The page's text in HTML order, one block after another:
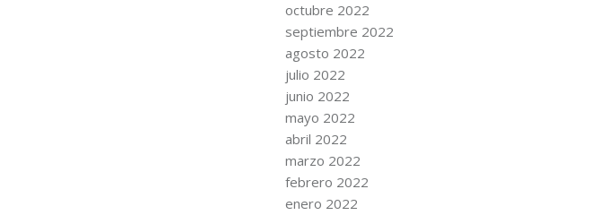
octubre 2022
septiembre 2022
agosto 2022
julio 2022
junio 2022
mayo 2022
abril 2022
marzo 2022
febrero 2022
enero 2022